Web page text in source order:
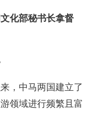
化部秘书长拿督
中马两国建立了
领域进行频繁且富